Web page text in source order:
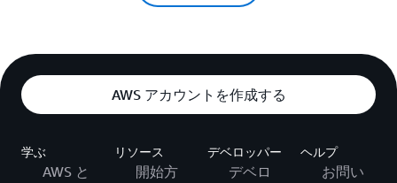
AWS アカウントを作成する
学ぶ
AWS と
リソース
開始方
デベロッパー
デベロ
ヘルプ
お問い